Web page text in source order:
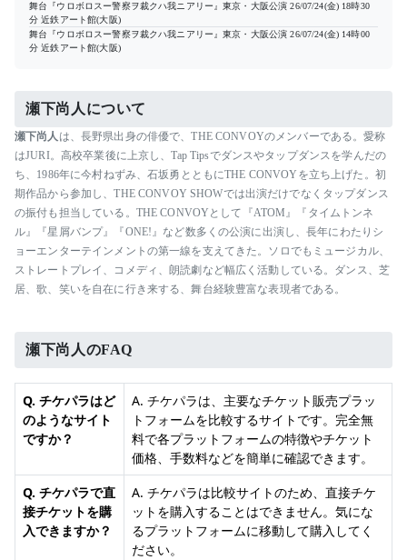
舞台『ウロボロスー警察ヲ裁クハ我ニアリー』東京・大阪公演 26/07/24(金) 18時30
分 近鉄アート館(大阪)
舞台『ウロボロスー警察ヲ裁クハ我ニアリー』東京・大阪公演 26/07/24(金) 14時00
分 近鉄アート館(大阪)
瀬下尚人について
瀬下尚人 は、長野県出身の俳優で、THE CONVOYのメンバーである。愛称
はJURI。高校卒業後に上京し、Tap Tipsでダンスやタップダンスを学んだの
ち、1986年に今村ねずみ、石坂勇とともにTHE CONVOYを立ち上げた。初
期作品から参加し、THE CONVOY SHOWでは出演だけでなくタップダンス
の振付も担当している。THE CONVOYとして『ATOM』『タイムトンネ
ル』『星屑バンプ』『ONE!』など数多くの公演に出演し、長年にわたりシ
ョーエンターテインメントの第一線を支えてきた。ソロでもミュージカル、
ストレートプレイ、コメディ、朗読劇など幅広く活動している。ダンス、芝
居、歌、笑いを自在に行き来する、舞台経験豊富な表現者である。
瀬下尚人のFAQ
Q. チケパラはど
のようなサイト
ですか？
A. チケパラは、主要なチケット販売プラッ
トフォームを比較するサイトです。完全無
料で各プラットフォームの特徴やチケット
価格、手数料などを簡単に確認できます。
Q. チケパラで直
接チケットを購
入できますか？
A. チケパラは比較サイトのため、直接チケ
ットを購入することはできません。気にな
るプラットフォームに移動して購入してく
ださい。